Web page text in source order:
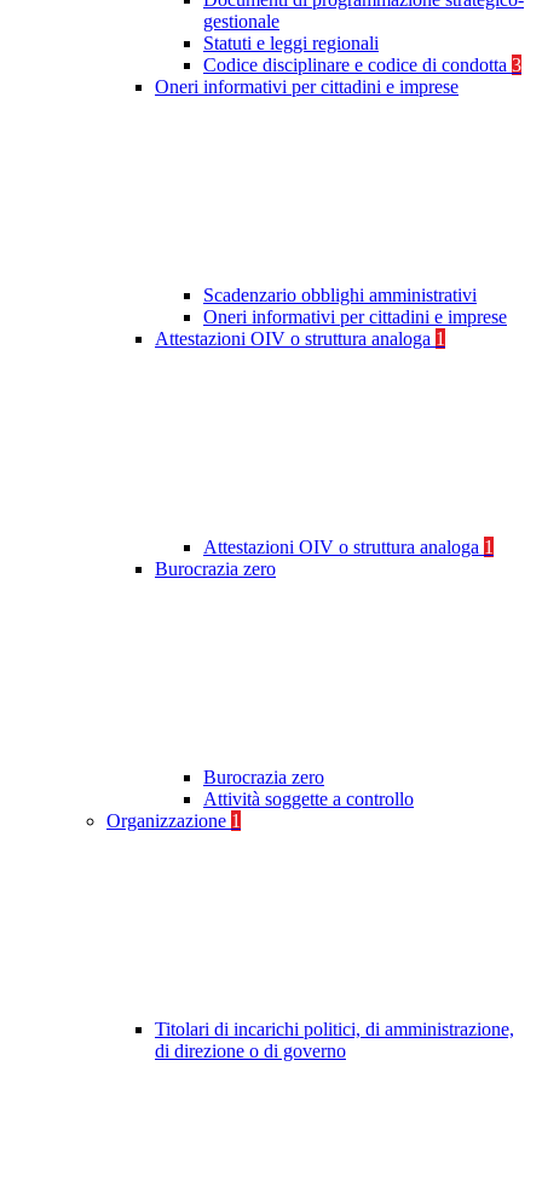
gestionale
Statuti e leggi regionali
Codice disciplinare e codice di condotta 3
Oneri informativi per cittadini e imprese
Scadenzario obblighi amministrativi
Oneri informativi per cittadini e imprese
Attestazioni OIV o struttura analoga 1
Attestazioni OIV o struttura analoga 1
Burocrazia zero
Burocrazia zero
Attività soggette a controllo
Organizzazione 1
Titolari di incarichi politici, di amministrazione,
di direzione o di governo